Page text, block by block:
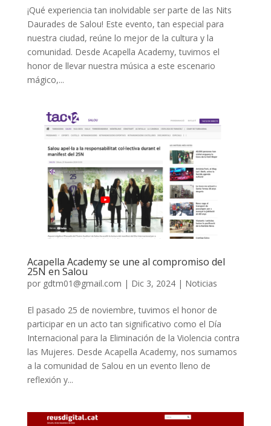
¡Qué experiencia tan inolvidable ser parte de las Nits
Daurades de Salou! Este evento, tan especial para
nuestra ciudad, reúne lo mejor de la cultura y la
comunidad. Desde Acapella Academy, tuvimos el
honor de llevar nuestra música a este escenario
mágico,...
Acapella Academy se une al compromiso del
25N en Salou
por gdtm01@gmail.com | Dic 3, 2024| Noticias
El pasado 25 de noviembre, tuvimos el honor de
participar en un acto tan significativo como el Día
Internacional para la Eliminación de la Violencia contra
las Mujeres. Desde Acapella Academy, nos sumamos
a la comunidad de Salou en un evento lleno de
reflexión y...